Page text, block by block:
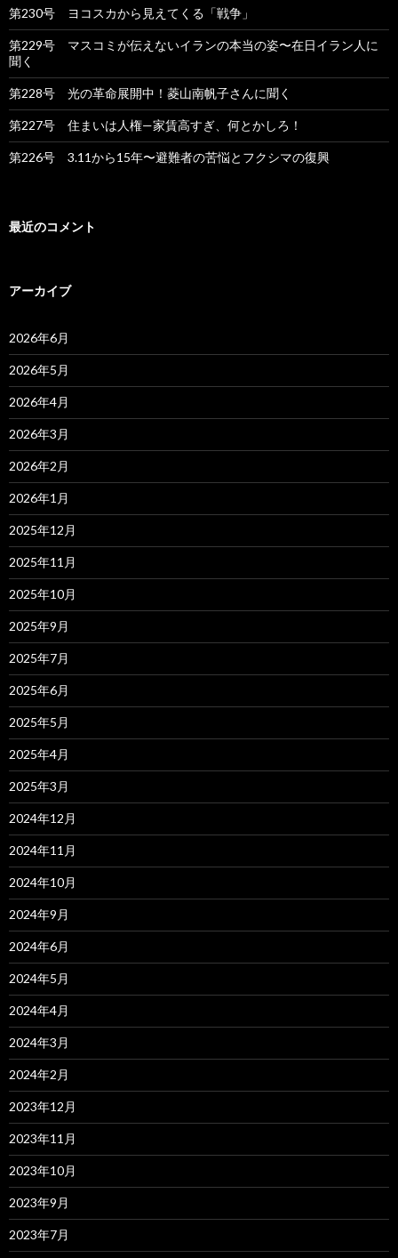
第230号 ヨコスカから見えてくる「戦争」
第229号 マスコミが伝えないイランの本当の姿〜在日イラン人に
聞く
第228号 光の革命展開中！菱山南帆子さんに聞く
第227号 住まいは人権—家賃高すぎ、何とかしろ！
第226号 3.11から15年〜避難者の苦悩とフクシマの復興
最近のコメント
アーカイブ
2026年6月
2026年5月
2026年4月
2026年3月
2026年2月
2026年1月
2025年12月
2025年11月
2025年10月
2025年9月
2025年7月
2025年6月
2025年5月
2025年4月
2025年3月
2024年12月
2024年11月
2024年10月
2024年9月
2024年6月
2024年5月
2024年4月
2024年3月
2024年2月
2023年12月
2023年11月
2023年10月
2023年9月
2023年7月